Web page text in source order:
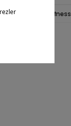
Nike Egzersiz / Fitness